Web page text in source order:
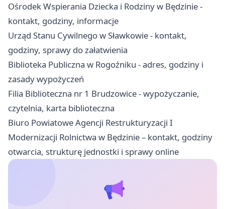
Ośrodek Wspierania Dziecka i Rodziny w Będzinie -
kontakt, godziny, informacje
Urząd Stanu Cywilnego w Sławkowie - kontakt,
godziny, sprawy do załatwienia
Biblioteka Publiczna w Rogoźniku - adres, godziny i
zasady wypożyczeń
Filia Biblioteczna nr 1 Brudzowice - wypożyczanie,
czytelnia, karta biblioteczna
Biuro Powiatowe Agencji Restrukturyzacji I
Modernizacji Rolnictwa w Będzinie – kontakt, godziny
otwarcia, strukturę jednostki i sprawy online